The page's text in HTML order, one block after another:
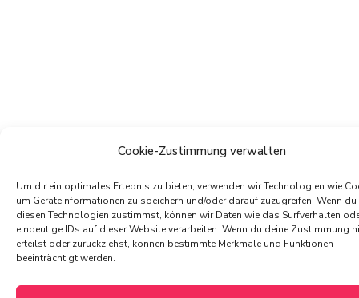
Cookie-Zustimmung verwalten
Um dir ein optimales Erlebnis zu bieten, verwenden wir Technologien wie
um Geräteinformationen zu speichern und/oder darauf zuzugreifen. Wenn du
diesen Technologien zustimmst, können wir Daten wie das Surfverhalten
eindeutige IDs auf dieser Website verarbeiten. Wenn du deine Zustimmung
erteilst oder zurückziehst, können bestimmte Merkmale und Funktionen
beeinträchtigt werden.